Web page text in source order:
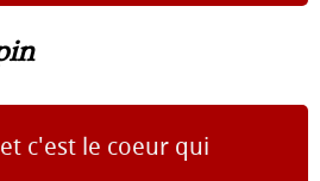
c'est le coeur qui